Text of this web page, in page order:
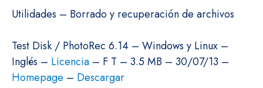
Utilidades – Borrado y recuperación de archivos
Test Disk / PhotoRec 6.14 – Windows y Linux –
Inglés – Licencia – F T – 3.5 MB – 30/07/13 –
Homepage – Descargar